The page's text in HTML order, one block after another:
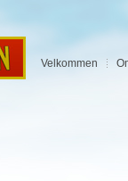
Velkommen